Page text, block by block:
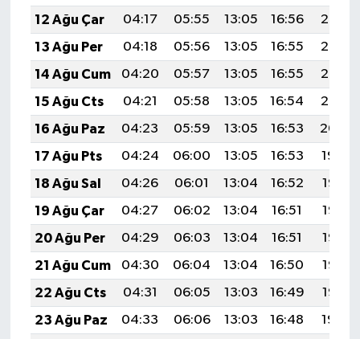
12 Ağu Çar
04:17 05:55 13:05 16:56
20:06
13 Ağu Per
04:18 05:56 13:05 16:55
20:05
14 Ağu Cum
04:20 05:57 13:05 16:55
20:03
15 Ağu Cts
04:21 05:58 13:05 16:54
20:02
16 Ağu Paz
04:23 05:59 13:05 16:53
20:00
17 Ağu Pts
04:24 06:00 13:05 16:53
19:59
18 Ağu Sal
04:26 06:01 13:04 16:52
19:58
19 Ağu Çar
04:27 06:02 13:04 16:51
19:56
20 Ağu Per
04:29 06:03 13:04 16:51
19:55
21 Ağu Cum
04:30 06:04 13:04 16:50
19:53
22 Ağu Cts
04:31 06:05 13:03 16:49
19:52
23 Ağu Paz
04:33 06:06 13:03 16:48
19:50